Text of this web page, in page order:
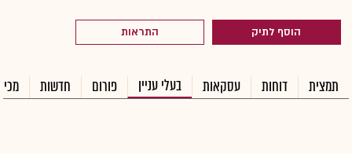
הוסף לתיק התראות
תמצית דוחות עסקאות בעלי עניין פורום חדשות